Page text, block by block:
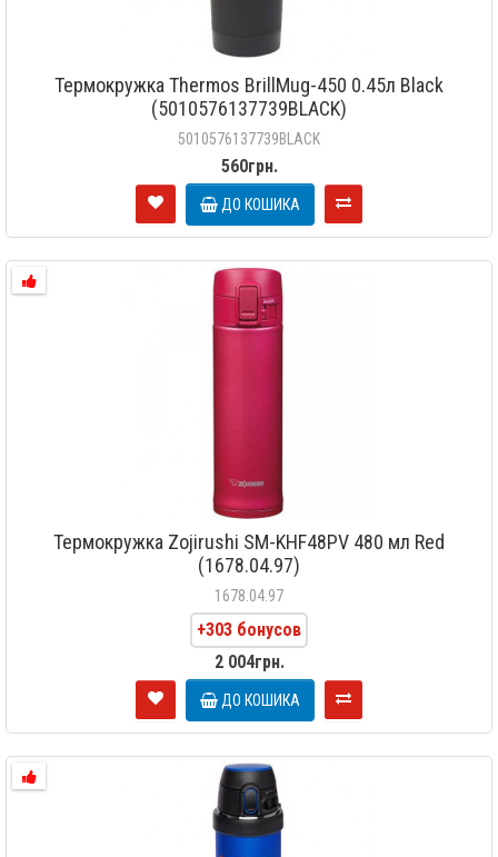
Термокружка Thermos BrillMug-450 0.45л Black
(5010576137739BLACK)
5010576137739BLACK
560грн.
ДО КОШИКА
Термокружка Zojirushi SM-KHF48PV 480 мл Red
(1678.04.97)
1678.04.97
+303 бонусов
2 004грн.
ДО КОШИКА